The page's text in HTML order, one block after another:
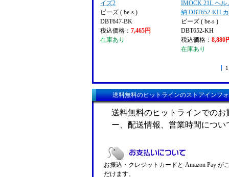
イズ2
ビーズ ( be-s )
DBT647-BK
税込価格： 7,465円
在庫あり
IMOCK 21L ヘル
納 DBT652-KH
ビーズ ( be-s )
DBT652-KH
税込価格：8,880
在庫あり
1
送料無料のヒットラインのストアインフ
送料無料のヒットラインでの
ー、配送情報、営業時間につ
お振込・クレジットカードと Amazon Pay が
だけます。